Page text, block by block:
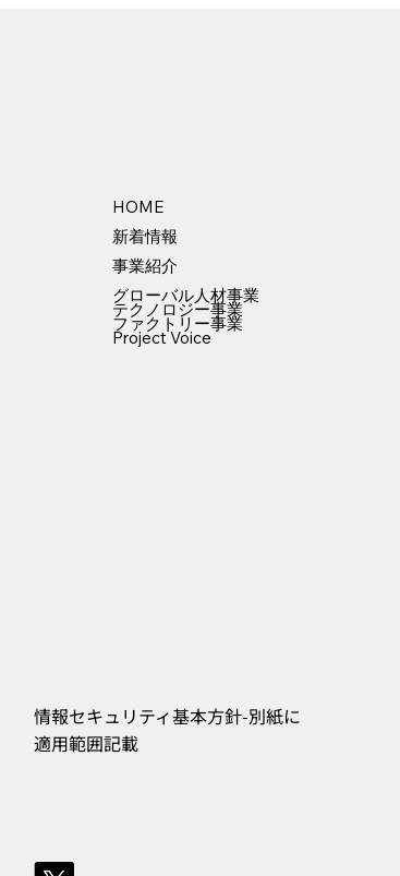
HOME
新着情報
事業紹介
グローバル人材事業
テクノロジー事業
ファクトリー事業
Project Voice
情報セキュリティ基本方針-別紙に
​適用範囲記載